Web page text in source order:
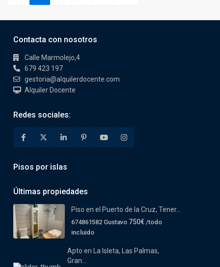
Contacta con nosotros
Calle Marmolejo,4
679 423 197
gestoria@alquilerdocente.com
Alquiler Docente
Redes sociales:
Pisos por islas
Últimas propiedades
Piso en el Puerto de la Cruz, Tener...
674861582 Gustavo 750€ /todo
incluido
Apto en La Isleta, Las Palmas,
Gran...